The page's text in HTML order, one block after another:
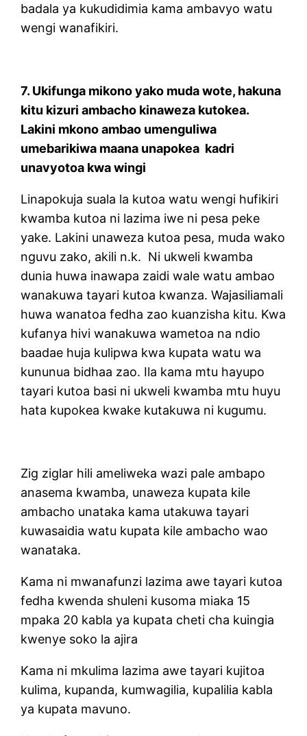
badala ya kukudidimia kama ambavyo watu
wengi wanafikiri.
7. Ukifunga mikono yako muda wote, hakuna
kitu kizuri ambacho kinaweza kutokea.
Lakini mkono ambao umenguliwa
umebarikiwa maana unapokea kadri
unavyotoa kwa wingi
Linapokuja suala la kutoa watu wengi hufikiri
kwamba kutoa ni lazima iwe ni pesa peke
yake. Lakini unaweza kutoa pesa, muda wako
nguvu zako, akili n.k. Ni ukweli kwamba
dunia huwa inawapa zaidi wale watu ambao
wanakuwa tayari kutoa kwanza. Wajasiliamali
huwa wanatoa fedha zao kuanzisha kitu. Kwa
kufanya hivi wanakuwa wametoa na ndio
baadae huja kulipwa kwa kupata watu wa
kununua bidhaa zao. Ila kama mtu hayupo
tayari kutoa basi ni ukweli kwamba mtu huyu
hata kupokea kwake kutakuwa ni kugumu.
Zig ziglar hili ameliweka wazi pale ambapo
anasema kwamba, unaweza kupata kile
ambacho unataka kama utakuwa tayari
kuwasaidia watu kupata kile ambacho wao
wanataka.
Kama ni mwanafunzi lazima awe tayari kutoa
fedha kwenda shuleni kusoma miaka 15
mpaka 20 kabla ya kupata cheti cha kuingia
kwenye soko la ajira
Kama ni mkulima lazima awe tayari kujitoa
kulima, kupanda, kumwagilia, kupalilia kabla
ya kupata mavuno.